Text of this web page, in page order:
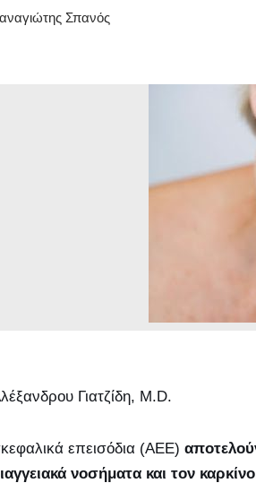
Σπανός
Γιατζίδη, M.D.
επεισόδια (ΑΕΕ)
νοσήματα και τον